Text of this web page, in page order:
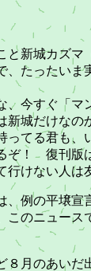
と新城カズ
、たったいま
、今すぐ「
新城だけな
ってる君も
ぞ！ 復刊版
けない人は
、例の平壌宣
このニュース
８月のあいだ